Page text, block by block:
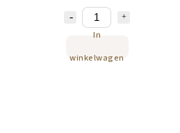
In
winkelwagen